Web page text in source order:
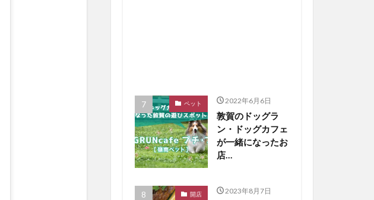
ペット 2022年6月6日
敦賀のドッグラ
ン・ドッグカフェ
が一緒になったお
店
紹介【嶺南ペッ
開店 2023年8月7日